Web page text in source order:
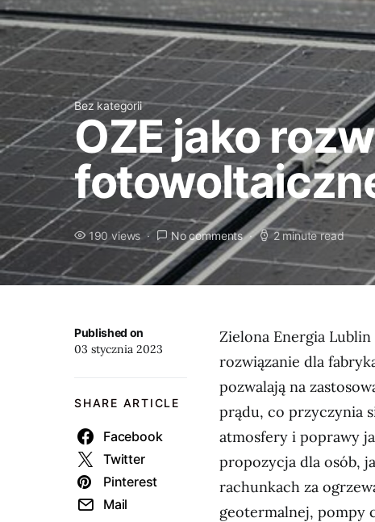
Bez kategorii
OZE jako
190 views No comments 2 minute read
Published on
03 stycznia 2023
SHARE ARTICLE
Facebook
Twitter
Pinterest
Mail
Zielona Energia
rozwiązanie dla
pozwalają na
prądu, co przyczynia
atmosfery i poprawy
propozycja dla osób,
rachunkach za
geotermalnej, pompy